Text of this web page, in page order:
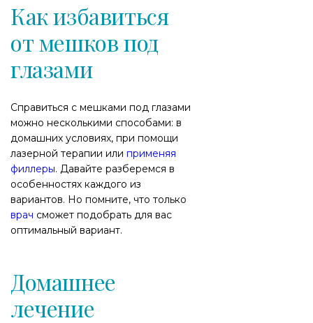
Как избавиться
от мешков под
глазами
Справиться с мешками под глазами
можно несколькими способами: в
домашних условиях, при помощи
лазерной терапии или применяя
филлеры. Давайте разберемся в
особенностях каждого из
вариантов. Но помните, что только
врач сможет подобрать для вас
оптимальный вариант.
Домашнее
лечение